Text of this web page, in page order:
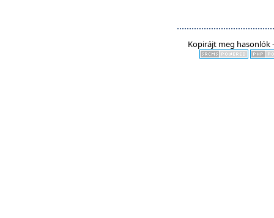
Kopirájt meg hasonlók